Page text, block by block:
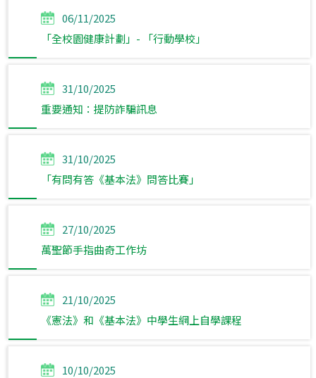
06/11/2025
「全校園健康計劃」- 「行動學校」
31/10/2025
重要通知：提防詐騙訊息
31/10/2025
「有問有答《基本法》問答比賽」
27/10/2025
萬聖節手指曲奇工作坊
21/10/2025
《憲法》和《基本法》中學生網上自學課程
10/10/2025